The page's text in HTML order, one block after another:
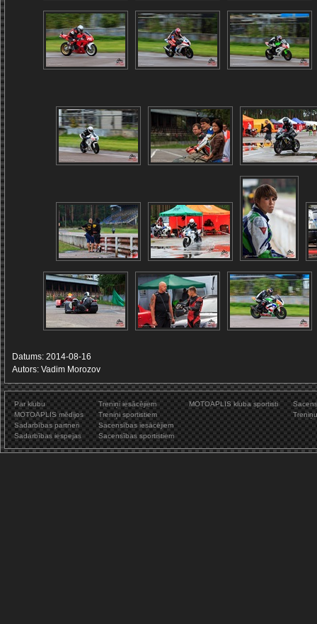
Datums: 2014-08-16
Autors: Vadim Morozov
Par klubu
MOTOAPLIS mēdijos
Sadarbības partneri
Sadarbības iespejas
Treniņi iesācējiem
Treniņi sportistiem
Sacensības iesācējiem
Sacensības sportistiem
MOTOAPLIS kluba sportisti